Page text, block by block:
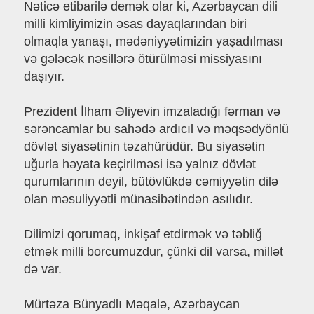
Nəticə etibarilə demək olar ki, Azərbaycan dili
milli kimliyimizin əsas dayaqlarından biri
olmaqla yanaşı, mədəniyyətimizin yaşadılması
və gələcək nəsillərə ötürülməsi missiyasını
daşıyır.
Prezident İlham Əliyevin imzaladığı fərman və
sərəncamlar bu sahədə ardıcıl və məqsədyönlü
dövlət siyasətinin təzahürüdür. Bu siyasətin
uğurla həyata keçirilməsi isə yalnız dövlət
qurumlarının deyil, bütövlükdə cəmiyyətin dilə
olan məsuliyyətli münasibətindən asılıdır.
Dilimizi qorumaq, inkişaf etdirmək və təbliğ
etmək milli borcumuzdur, çünki dil varsa, millət
də var.
Mürtəza Bünyadlı Məqalə, Azərbaycan